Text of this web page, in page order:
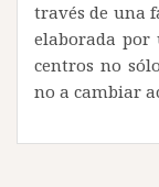
través de una
elaborada por
centros no
no a cambiar